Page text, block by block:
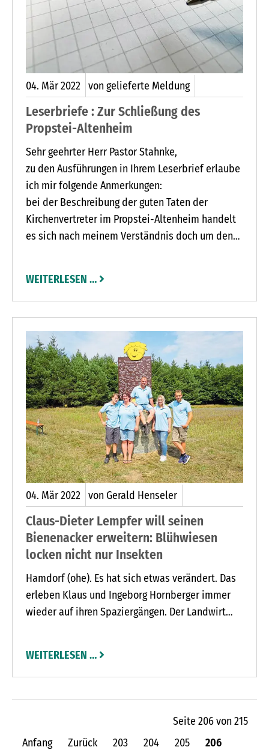
04. Mär2022 von gelieferte Meldung
Leserbriefe : Zur Schließung des
Propstei-Altenheim
Sehr geehrter Herr Pastor Stahnke,
zu den Ausführungen in Ihrem Leserbrief erlaube
ich mir folgende Anmerkungen:
bei der Beschreibung der guten Taten der
Kirchenvertreter im Propstei-Altenheim handelt
es sich nach meinem Verständnis doch um den
mithin als vornehmste Aufgabe der Kirche, die
Sie vertreten; den Schwachen und Hilflosen,
Armen, Kranken und Alten Trost und Zuspruch,
Hilfe und Obhut, ja, Wärme zu gewähren, ganz im
Sinne Ihrer Berufung. Die aufrichtige und
hingebungsvolle Wahrnehmung dieser Aufgabe
adelt Sie deshalb von sich heraus. Der besondere
Dank für praktizierte christliche Nächstenliebe
gebührt den vielen ehrenamtlichen Helfern.
WEITERLESEN …
04. Mär2022 von Gerald Henseler
Claus-Dieter Lempfer will seinen
Bienenacker erweitern: Blühwiesen
locken nicht nur Insekten
Hamdorf (ohe). Es hat sich etwas verändert. Das
erleben Klaus und Ingeborg Hornberger immer
wieder auf ihren Spaziergängen. Der Landwirt
Hektar großen Fläche bei Negernbötel stehen die
Pflanzen der Blühwiese auch jetzt im Winter
noch. So können Insekten und andere Tiere sich
WEITERLESEN …
Seite 206 von 215
Anfang
Zurück 203 204 205
206